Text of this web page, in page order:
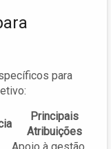
para
Principais
Atribuições
Apoio à gestão